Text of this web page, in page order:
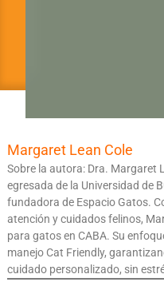
Margaret Lean Cole
Sobre la autora: Dra. Margaret
egresada de la Universidad de
fundadora de Espacio Gatos.
atención y cuidados felinos,
para gatos en CABA. Su
manejo Cat Friendly,
cuidado personalizado, sin